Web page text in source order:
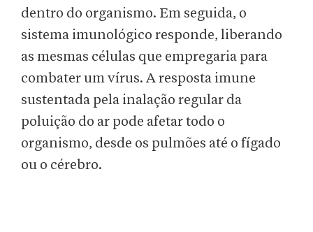
dentro do organismo. Em seguida, o
sistema imunológico responde, liberando
as mesmas células que empregaria para
combater um vírus. A resposta imune
sustentada pela inalação regular da
poluição do ar pode afetar todo o
organismo, desde os pulmões até o fígado
ou o cérebro.